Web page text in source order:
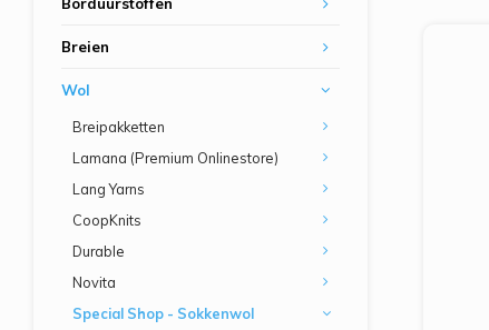
Breien
Wol
Breipakketten
Lamana (Premium Onlinestore)
Lang Yarns
CoopKnits
Durable
Novita
Special Shop - Sokkenwol